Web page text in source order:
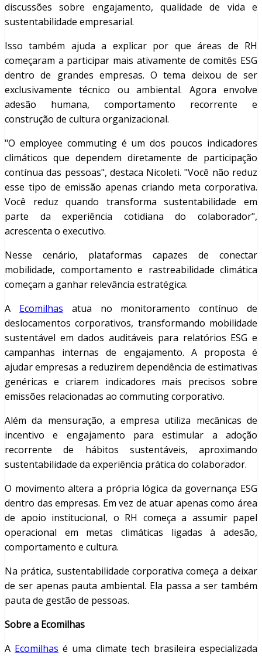
discussões sobre engajamento, qualidade de vida e
sustentabilidade empresarial.
Isso também ajuda a explicar por que áreas de RH
começaram a participar mais ativamente de comitês ESG
dentro de grandes empresas. O tema deixou de ser
exclusivamente técnico ou ambiental. Agora envolve
adesão humana, comportamento recorrente e
construção de cultura organizacional.
"O employee commuting é um dos poucos indicadores
climáticos que dependem diretamente de participação
contínua das pessoas", destaca Nicoleti. "Você não reduz
esse tipo de emissão apenas criando meta corporativa.
Você reduz quando transforma sustentabilidade em
parte da experiência cotidiana do colaborador",
acrescenta o executivo.
Nesse cenário, plataformas capazes de conectar
mobilidade, comportamento e rastreabilidade climática
começam a ganhar relevância estratégica.
A Ecomilhas atua no monitoramento contínuo de
deslocamentos corporativos, transformando mobilidade
sustentável em dados auditáveis para relatórios ESG e
campanhas internas de engajamento. A proposta é
ajudar empresas a reduzirem dependência de estimativas
genéricas e criarem indicadores mais precisos sobre
emissões relacionadas ao commuting corporativo.
Além da mensuração, a empresa utiliza mecânicas de
incentivo e engajamento para estimular a adoção
recorrente de hábitos sustentáveis, aproximando
sustentabilidade da experiência prática do colaborador.
O movimento altera a própria lógica da governança ESG
dentro das empresas. Em vez de atuar apenas como área
de apoio institucional, o RH começa a assumir papel
operacional em metas climáticas ligadas à adesão,
comportamento e cultura.
Na prática, sustentabilidade corporativa começa a deixar
de ser apenas pauta ambiental. Ela passa a ser também
pauta de gestão de pessoas.
Sobre a Ecomilhas
A Ecomilhas é uma climate tech brasileira especializada